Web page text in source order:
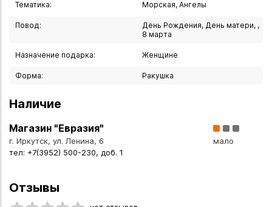
- Только сухая чистка
- Использование мягких текстильных материалов
- Роскошный подарок для особых случаев
- Элегантное дополнение любого интерьера
- Символ нежности и красоты
Статуэтка «Ангел» станет не только изысканным
украшением вашего пространства, но и прекрасным
Тематика: Морская, Ангелы
Повод:
День Рождения, День матери, ,
8 марта
Назначение подарка: Женщине
Форма: Ракушка
Наличие
Магазин "Евразия"
г. Иркутск, ул. Ленина, 6
тел: +7(3952) 500-230, доб. 1
мало
Отзывы